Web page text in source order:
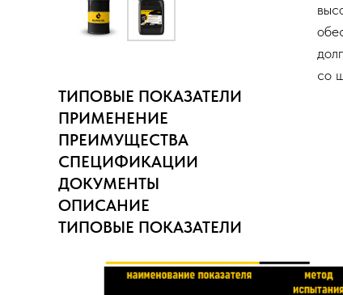
со
ТИПОВЫЕ ПОКАЗАТЕЛИ
ПРИМЕНЕНИЕ
ПРЕИМУЩЕСТВА
СПЕЦИФИКАЦИИ
ДОКУМЕНТЫ
ОПИСАНИЕ
ТИПОВЫЕ ПОКАЗАТЕЛИ